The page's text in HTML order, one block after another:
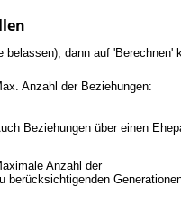
belassen), dann auf
Anzahl der Beziehungen:
Beziehungen über einen
Anzahl der
berücksichtigenden